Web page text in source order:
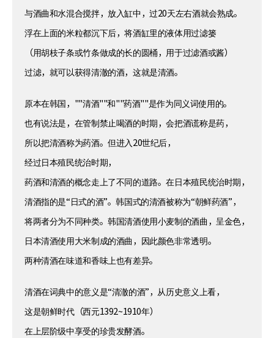
与酒曲和水混合搅拌，放入缸中，过20天左右酒就会熟成。
浮在上面的米粒都沉下后，将酒缸里的液体用过滤篓
（用胡枝子条或竹条做成的长的圆桶，用于过滤酒或酱）
过滤，就可以获得清澈的酒，这就是清酒。
原本在韩国，""清酒""和""药酒""是作为同义词使用的。
也有说法是，在管制禁止喝酒的时期，会把酒谎称是药，
所以把清酒称为药酒。但进入20世纪后，
经过日本殖民统治时期，
药酒和清酒的概念走上了不同的道路。在日本殖民统治时期，
清酒指的是“日式的酒”。韩国式的清酒被称为“朝鲜药酒”，
将两者分为不同种类。韩国清酒使用小麦制的酒曲，呈金色，
日本清酒使用大米制成的酒曲，因此颜色非常透明。
两种清酒在味道和香味上也有差异。
清酒在词典中的意义是“清澈的酒”，从历史意义上看，
这是朝鲜时代（西元1392~1910年）
在上层阶级中享受的珍贵发酵酒。